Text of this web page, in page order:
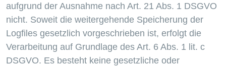
aufgrund der Ausnahme nach Art. 21 Abs. 1 DSGVO
nicht. Soweit die weitergehende Speicherung der
Logfiles gesetzlich vorgeschrieben ist, erfolgt die
Verarbeitung auf Grundlage des Art. 6 Abs. 1 lit. c
DSGVO. Es besteht keine gesetzliche oder